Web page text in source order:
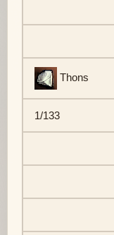
Thons
1/133